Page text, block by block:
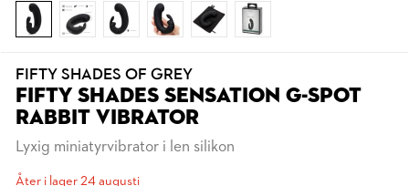
FIFTY SHADES OF GREY
FIFTY SHADES SENSATION G-SPOT
RABBIT VIBRATOR
Lyxig miniatyrvibrator i len silikon
Åter i lager 24 augusti